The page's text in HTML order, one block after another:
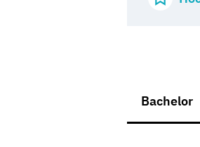
Bachelor